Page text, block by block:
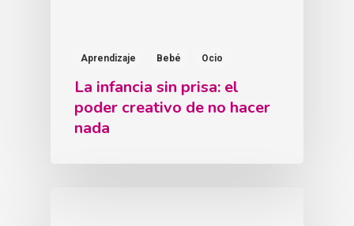
Aprendizaje Bebé Ocio
La infancia sin prisa: el
poder creativo de no hacer
nada